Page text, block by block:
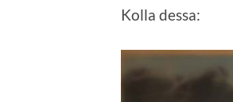
Kolla dessa: